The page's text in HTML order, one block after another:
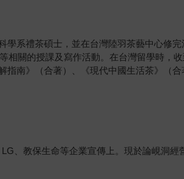
學系禮茶碩士，並在台灣陸羽茶藝中心修
相關的授課及寫作活動。在台灣留學時，
南》（合著）、《現代中國生活茶》（合
、教保生命等企業宣傳上。現於論峴洞